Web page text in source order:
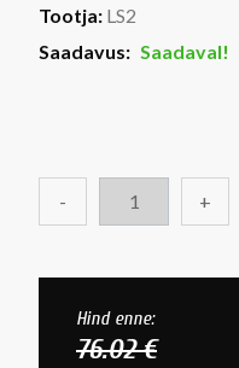
Tootja: LS2
Saadavus: Saadaval!
- +
Hind enne:
76.02 €